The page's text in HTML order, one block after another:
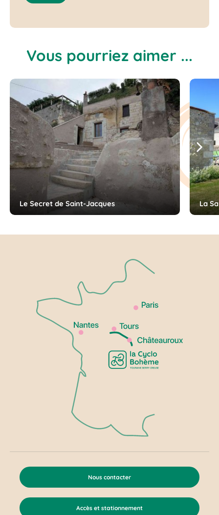
Vous pourriez aimer ...
Le Secret de Saint-Jacques La
Nous contacter
Accès et stationnement